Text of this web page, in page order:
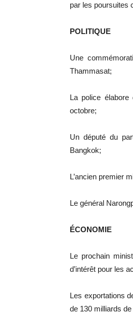
par les poursuites
POLITIQUE
Une
Thammasat;
La police
octobre;
Un député du
Bangkok;
L’ancien premier
Le général
ÉCONOMIE
Le prochain
d’intérêt pour les
Les exportations
de 130 milliards